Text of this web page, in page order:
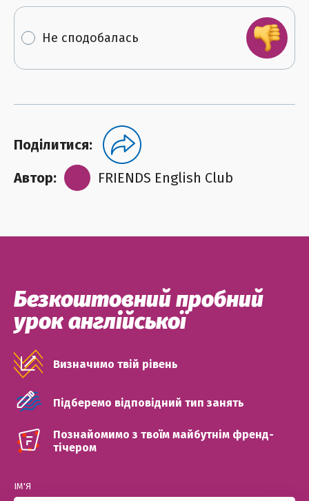
Не сподобалась
Поділитися:
Автор:
FRIENDS English Club
Безкоштовний пробний
урок англійської
Визначимо твій рівень
Підберемо відповідний тип занять
Познайомимо з твоїм майбутнім френд-
тічером
ІМ'Я